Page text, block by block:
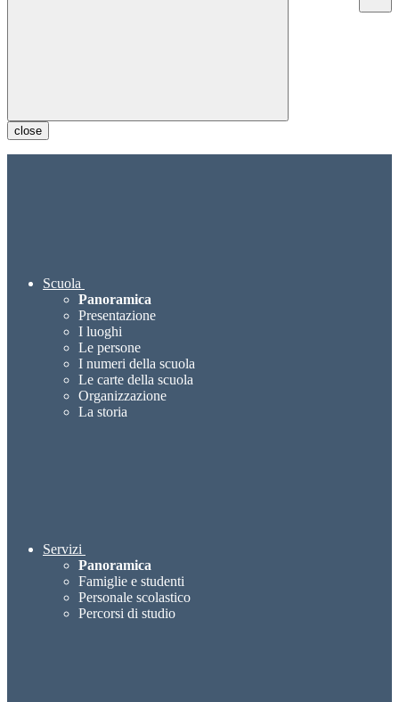
close
Scuola
Panoramica
Presentazione
I luoghi
Le persone
I numeri della scuola
Le carte della scuola
Organizzazione
La storia
Servizi
Panoramica
Famiglie e studenti
Personale scolastico
Percorsi di studio